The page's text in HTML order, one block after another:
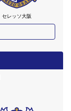
セレッソ大阪